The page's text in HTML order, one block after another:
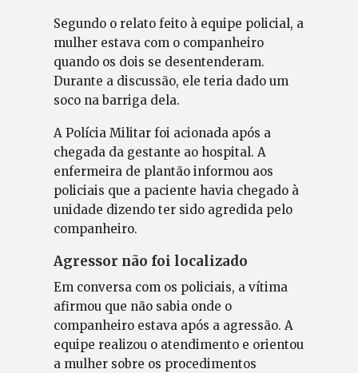
Segundo o relato feito à equipe policial, a
mulher estava com o companheiro
quando os dois se desentenderam.
Durante a discussão, ele teria dado um
soco na barriga dela.
A Polícia Militar foi acionada após a
chegada da gestante ao hospital. A
enfermeira de plantão informou aos
policiais que a paciente havia chegado à
unidade dizendo ter sido agredida pelo
companheiro.
Agressor não foi localizado
Em conversa com os policiais, a vítima
afirmou que não sabia onde o
companheiro estava após a agressão. A
equipe realizou o atendimento e orientou
a mulher sobre os procedimentos